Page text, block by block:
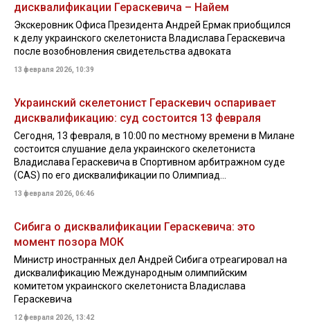
дисквалификации Гераскевича – Найем
Экскеровник Офиса Президента Андрей Ермак приобщился
к делу украинского скелетониста Владислава Гераскевича
после возобновления свидетельства адвоката
13 февраля 2026, 10:39
Украинский скелетонист Гераскевич оспаривает
дисквалификацию: суд состоится 13 февраля
Сегодня, 13 февраля, в 10:00 по местному времени в Милане
состоится слушание дела украинского скелетониста
Владислава Гераскевича в Спортивном арбитражном суде
(CAS) по его дисквалификации по Олимпиад...
13 февраля 2026, 06:46
Сибига о дисквалификации Гераскевича: это
момент позора МОК
Министр иностранных дел Андрей Сибига отреагировал на
дисквалификацию Международным олимпийским
комитетом украинского скелетониста Владислава
Гераскевича
12 февраля 2026, 13:42